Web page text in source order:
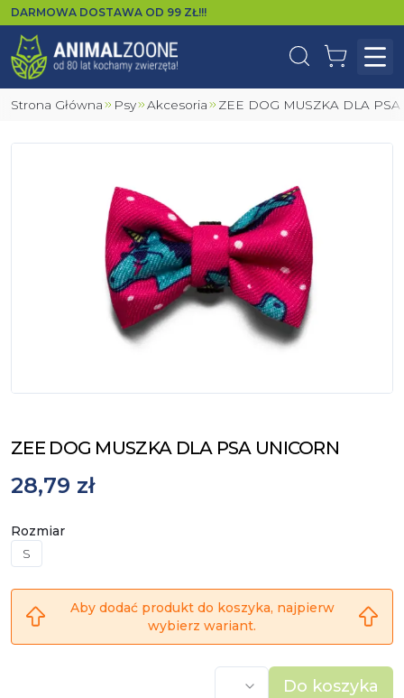
DARMOWA DOSTAWA OD 99 ZŁ!!!
WyszukajKoszyk
Strona Główna Psy Akcesoria ZEE DOG MUSZKA DLA
ZEE DOG MUSZKA DLA PSA UNICORN
28,79 zł
Rozmiar
S
Aby dodać produkt do koszyka, najpierw
wybierz wariant.
Do koszyka